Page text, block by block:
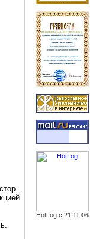
HotLog с 21.11.06